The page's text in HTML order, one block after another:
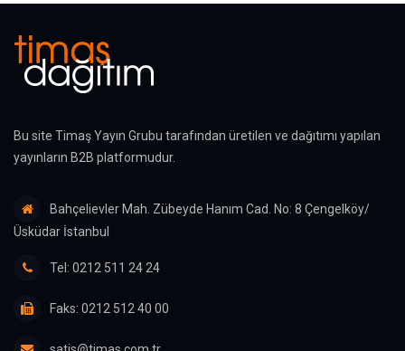
Bu site Timaş Yayın Grubu tarafından üretilen ve dağıtımı yapılan
yayınların B2B platformudur.
Bahçelievler Mah. Zübeyde Hanım Cad. No: 8 Çengelköy/
Üsküdar İstanbul
Tel: 0212 511 24 24
Faks: 0212 512 40 00